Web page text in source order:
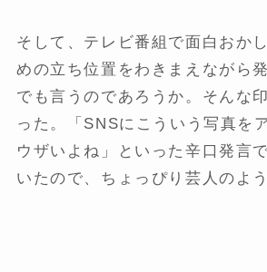
そして、テレビ番組で面白おか
めの立ち位置をわきまえながら
でも言うのであろうか。そんな
った。「SNSにこういう写真を
ウザいよね」といった辛口発言
いたので、ちょっぴり芸人のよ